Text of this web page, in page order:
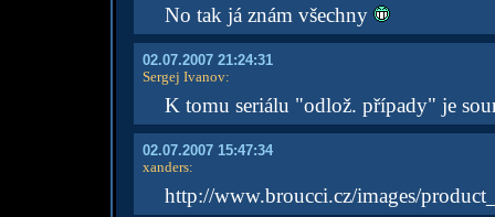
No tak já znám všechny
02.07.2007 21:24:31
Sergej Ivanov:
K tomu seriálu "odlož. případy" je
02.07.2007 15:47:34
xanders:
http://www.broucci.cz/images/